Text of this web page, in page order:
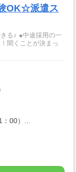
OK☆派遣ス
る♪ ●中途採用の一
聞くことが決まっ
：00）...